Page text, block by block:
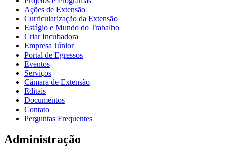
Ações de Extensão
Curricularização da Extensão
Estágio e Mundo do Trabalho
Criar Incubadora
Empresa Júnior
Portal de Egressos
Eventos
Serviços
Câmara de Extensão
Editais
Documentos
Contato
Perguntas Frequentes
Administração